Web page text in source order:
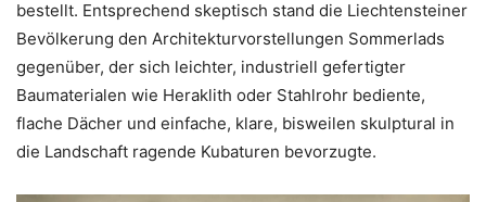
bestellt. Entsprechend skeptisch stand die Liechtensteiner
Bevölkerung den Architekturvorstellungen Sommerlads
gegenüber, der sich leichter, industriell gefertigter
Baumaterialen wie Heraklith oder Stahlrohr bediente,
flache Dächer und einfache, klare, bisweilen skulptural in
die Landschaft ragende Kubaturen bevorzugte.